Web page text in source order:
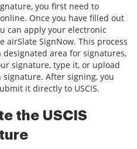
you first need to
Once you have filled out
can apply your electronic
SignNow. This process
area for signatures,
signature, type it, or upload
After signing, you
it directly to USCIS.
the USCIS